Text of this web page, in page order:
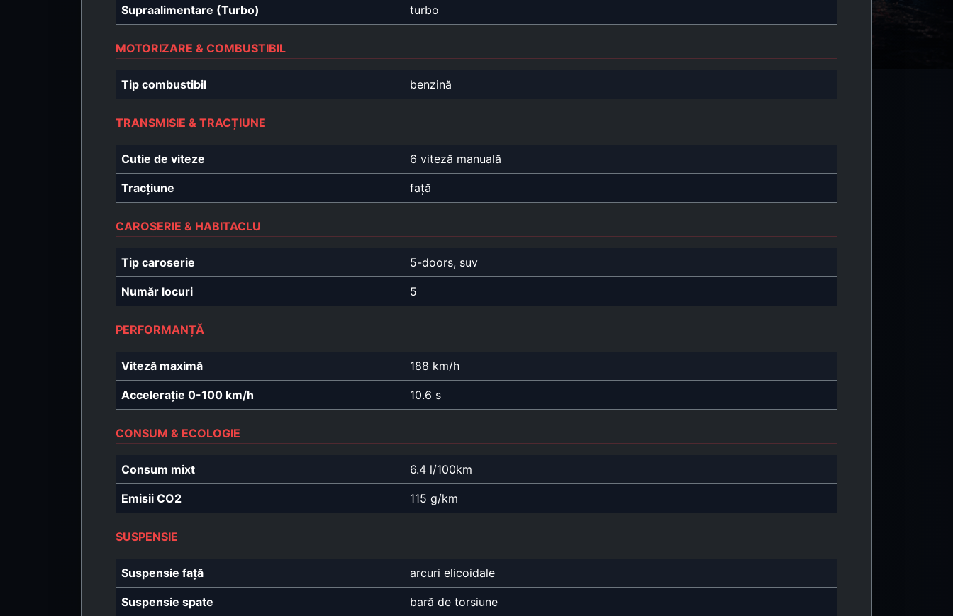
Supraalimentare (Turbo) turbo
MOTORIZARE & COMBUSTIBIL
Tip combustibil benzină
TRANSMISIE & TRACȚIUNE
Cutie de viteze 6 viteză manuală
Tracțiune față
CAROSERIE & HABITACLU
Tip caroserie 5-doors, suv
Număr locuri 5
PERFORMANȚĂ
Viteză maximă 188 km/h
Accelerație 0-100 km/h 10.6 s
CONSUM & ECOLOGIE
Consum mixt 6.4 l/100km
Emisii CO2 115 g/km
SUSPENSIE
Suspensie față arcuri elicoidale
Suspensie spate bară de torsiune